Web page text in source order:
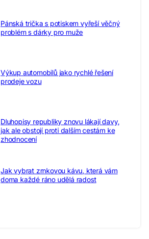
Pánská trička s potiskem vyřeší věčný
problém s dárky pro muže
Výkup automobilů jako rychlé řešení
prodeje vozu
Dluhopisy republiky znovu lákají davy,
jak ale obstojí proti dalším cestám ke
zhodnocení
Jak vybrat zrnkovou kávu, která vám
doma každé ráno udělá radost